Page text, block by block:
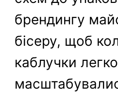
брендингу
бісеру, щоб
каблучки легко